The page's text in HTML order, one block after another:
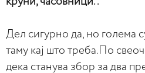
Дел сигурно да, но голема
таму кај што треба.По
дека станува збор за два